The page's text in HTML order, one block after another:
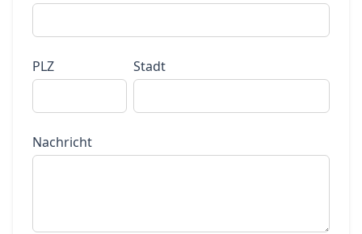
PLZ Stadt
Nachricht